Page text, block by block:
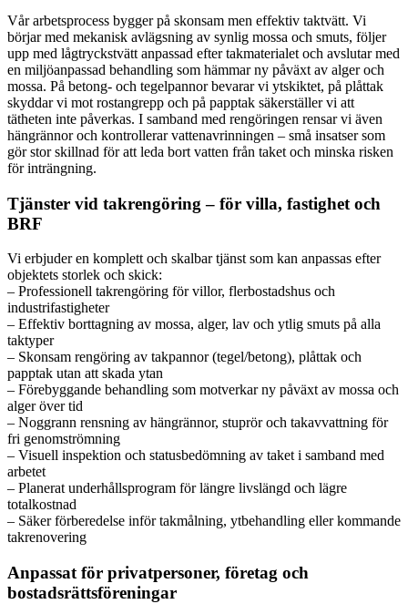
Vår arbetsprocess bygger på skonsam men effektiv taktvätt. Vi
börjar med mekanisk avlägsning av synlig mossa och smuts, följer
upp med lågtryckstvätt anpassad efter takmaterialet och avslutar med
en miljöanpassad behandling som hämmar ny påväxt av alger och
mossa. På betong- och tegelpannor bevarar vi ytskiktet, på plåttak
skyddar vi mot rostangrepp och på papptak säkerställer vi att
tätheten inte påverkas. I samband med rengöringen rensar vi även
hängrännor och kontrollerar vattenavrinningen – små insatser som
gör stor skillnad för att leda bort vatten från taket och minska risken
för inträngning.
Tjänster vid takrengöring – för villa, fastighet och
BRF
Vi erbjuder en komplett och skalbar tjänst som kan anpassas efter
objektets storlek och skick:
– Professionell takrengöring för villor, flerbostadshus och
industrifastigheter
– Effektiv borttagning av mossa, alger, lav och ytlig smuts på alla
taktyper
– Skonsam rengöring av takpannor (tegel/betong), plåttak och
papptak utan att skada ytan
– Förebyggande behandling som motverkar ny påväxt av mossa och
alger över tid
– Noggrann rensning av hängrännor, stuprör och takavvattning för
fri genomströmning
– Visuell inspektion och statusbedömning av taket i samband med
arbetet
– Planerat underhållsprogram för längre livslängd och lägre
totalkostnad
– Säker förberedelse inför takmålning, ytbehandling eller kommande
takrenovering
Anpassat för privatpersoner, företag och
bostadsrättsföreningar